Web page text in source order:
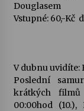
Douglasem
Vstupné: 60,-Kč
V dubnu uvidíte:
Poslední
krátkých
00:00hod (10.),